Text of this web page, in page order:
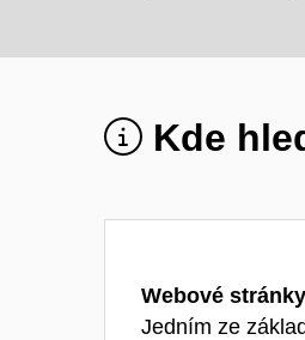
Kde
Webové stránky
Jedním ze